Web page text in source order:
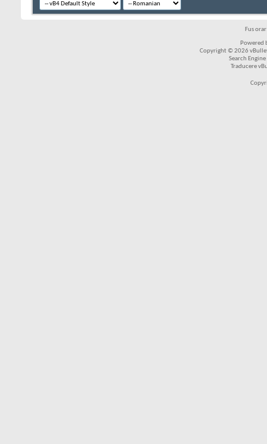
Fus
Powered
Copyright © 2026
Search
Traducere